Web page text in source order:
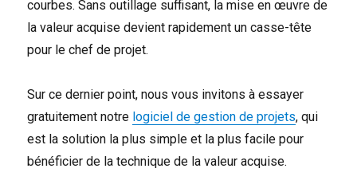
courbes. Sans outillage suffisant, la mise en œuvre de
la valeur acquise devient rapidement un casse-tête
pour le chef de projet.
Sur ce dernier point, nous vous invitons à essayer
gratuitement notre logiciel de gestion de projets, qui
est la solution la plus simple et la plus facile pour
bénéficier de la technique de la valeur acquise.